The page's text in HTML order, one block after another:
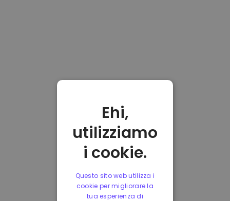
Ehi,
utilizziamo
i cookie.
Questo sito web utilizza i
cookie per migliorare la
tua esperienza di